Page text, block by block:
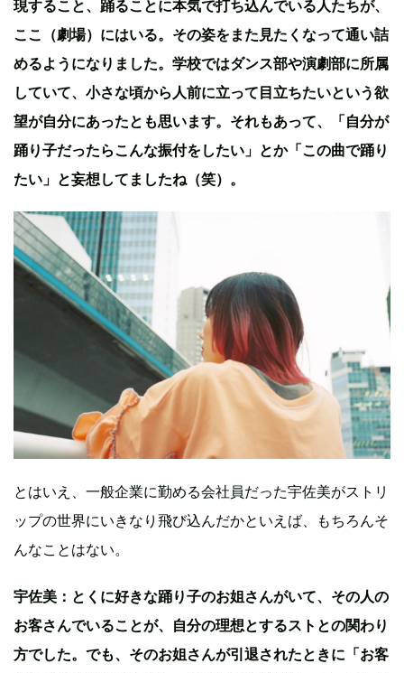
現すること、踊ることに本気で打ち込んでいる人たちが、
ここ（劇場）にはいる。その姿をまた見たくなって通い詰
めるようになりました。学校ではダンス部や演劇部に所属
していて、小さな頃から人前に立って目立ちたいという欲
望が自分にあったとも思います。それもあって、「自分が
踊り子だったらこんな振付をしたい」とか「この曲で踊り
たい」と妄想してましたね（笑）。
とはいえ、一般企業に勤める会社員だった宇佐美がストリ
ップの世界にいきなり飛び込んだかといえば、もちろんそ
んなことはない。
宇佐美：とくに好きな踊り子のお姐さんがいて、その人の
お客さんでいることが、自分の理想とするストとの関わり
方でした。でも、そのお姐さんが引退されたときに「お客